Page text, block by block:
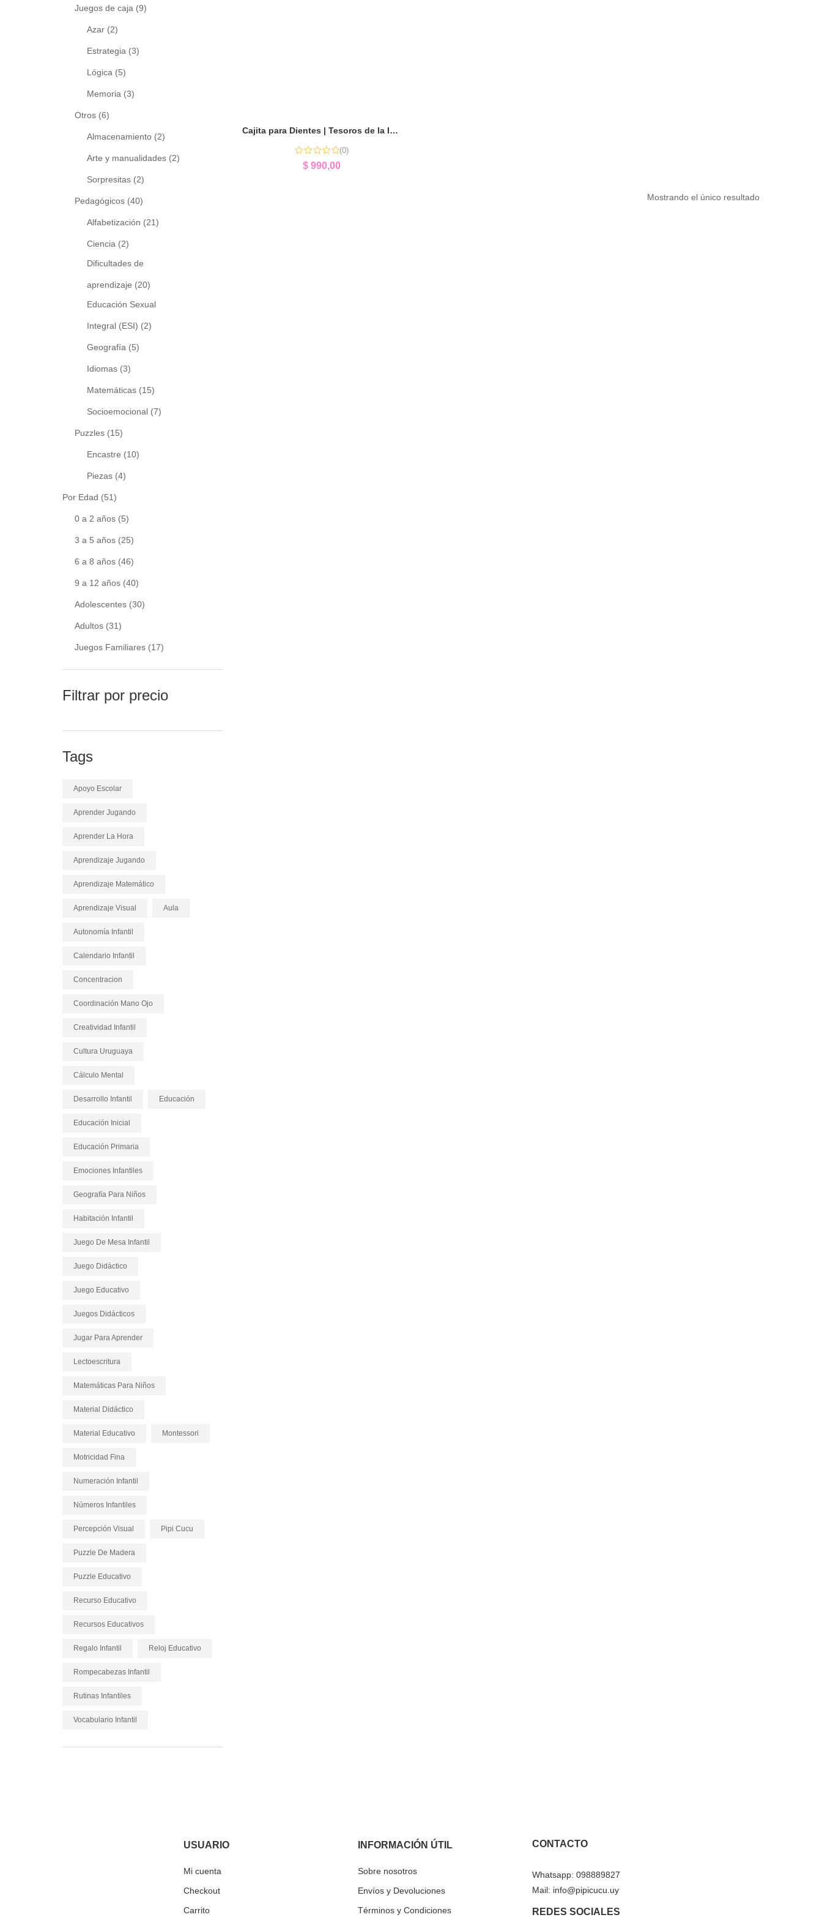
Juegos de caja (9)
Azar (2)
Estrategia (3)
Lógica (5)
Memoria (3)
Otros (6)
Almacenamiento (2)
Arte y manualidades (2)
Sorpresitas (2)
Pedagógicos (40)
Alfabetización (21)
Ciencia (2)
Dificultades de
aprendizaje (20)
Educación Sexual
Integral (ESI) (2)
Geografía (5)
Idiomas (3)
Matemáticas (15)
Socioemocional (7)
Puzzles (15)
Encastre (10)
Piezas (4)
Por Edad (51)
0 a 2 años (5)
3 a 5 años (25)
6 a 8 años (46)
9 a 12 años (40)
Adolescentes (30)
Adultos (31)
Juegos Familiares (17)
Filtrar por precio
Tags
Apoyo Escolar
Aprender Jugando
Aprender La Hora
Aprendizaje Jugando
Aprendizaje Matemático
Aprendizaje Visual Aula
Autonomía Infantil
Calendario Infantil
Concentracion
Coordinación Mano Ojo
Creatividad Infantil
Cultura Uruguaya
Cálculo Mental
Desarrollo Infantil Educación
Educación Inicial
Educación Primaria
Emociones Infantiles
Geografía Para Niños
Habitación Infantil
Juego De Mesa Infantil
Juego Didáctico
Juego Educativo
Juegos Didácticos
Jugar Para Aprender
Lectoescritura
Matemáticas Para Niños
Material Didáctico
Material Educativo Montessori
Motricidad Fina
Numeración Infantil
Números Infantiles
Percepción Visual Pipi Cucu
Puzzle De Madera
Puzzle Educativo
Recurso Educativo
Recursos Educativos
Regalo Infantil Reloj Educativo
Rompecabezas Infantil
Rutinas Infantiles
Vocabulario Infantil
Cajita para Dientes | Tesoros de la Infancia
(0)
$990,00
Mostrando el único resultado
USUARIO
Mi cuenta
Checkout
Carrito
INFORMACIÓN ÚTIL
Sobre nosotros
Envíos y Devoluciones
Términos y Condiciones
CONTACTO
Whatsapp: 098889827
Mail: info@pipicucu.uy
REDES SOCIALES